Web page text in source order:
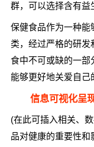
群，可以选择含有益
保健食品作为一种能
类，经过严格的研
食中不可或缺的一部
能够更好地关爱自己
信息可视化呈现
(在此可插入相关、
品对健康的重要性和